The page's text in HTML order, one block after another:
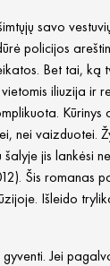
savo
policijos
Bet tai,
iliuzija ir
nei vaizduotei.
jis lankėsi
Šis romanas
Išleido
Jei